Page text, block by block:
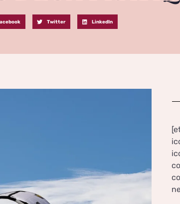
Twitter LinkedIn